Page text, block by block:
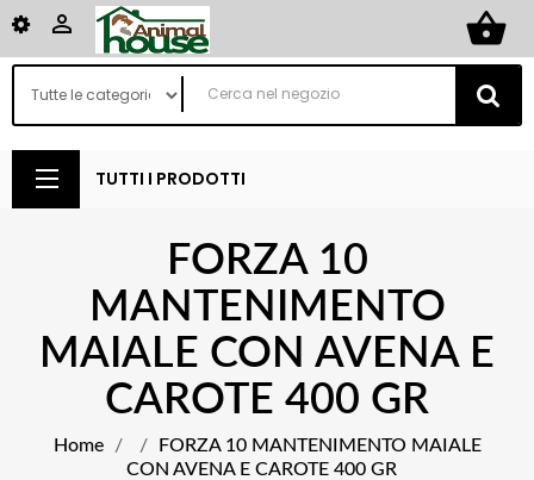
shopping_basket

TUTTI I PRODOTTI
FORZA 10
MANTENIMENTO
MAIALE CON AVENA E
CAROTE 400 GR
Home
FORZA 10 MANTENIMENTO MAIALE
CON AVENA E CAROTE 400 GR